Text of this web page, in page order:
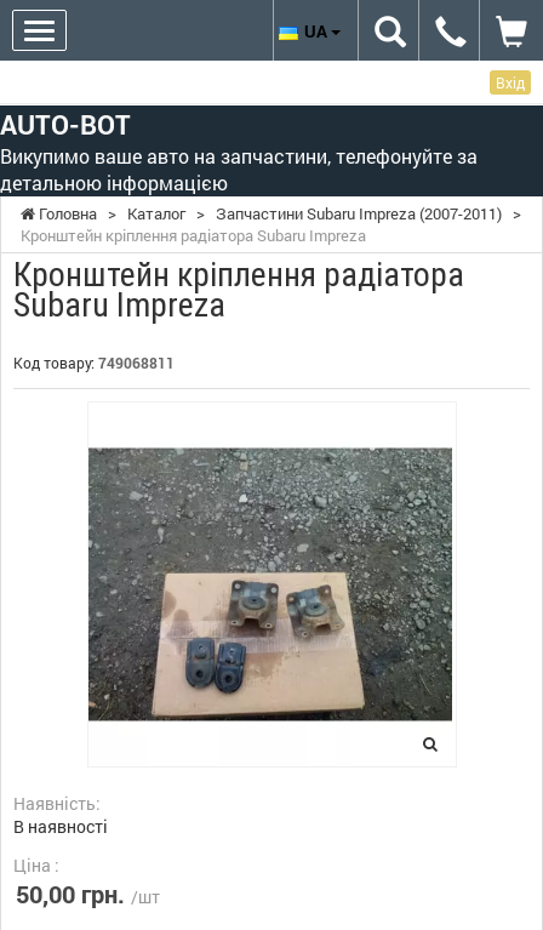
Вхід
AUTO-BOT
Викупимо ваше авто на запчастини, телефонуйте за
детальною інформацією
UA
Головна > Каталог > Запчастини Subaru Impreza (2007-2011) >
Кронштейн кріплення радіатора Subaru Impreza
Кронштейн кріплення радіатора
Subaru Impreza
Код товару: 749068811
Наявність:
В наявності
Ціна :
50,00 грн. /шт